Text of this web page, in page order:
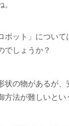
。
ボット」につい
でしょうか？
状の物があるが、
方法が難しいとい